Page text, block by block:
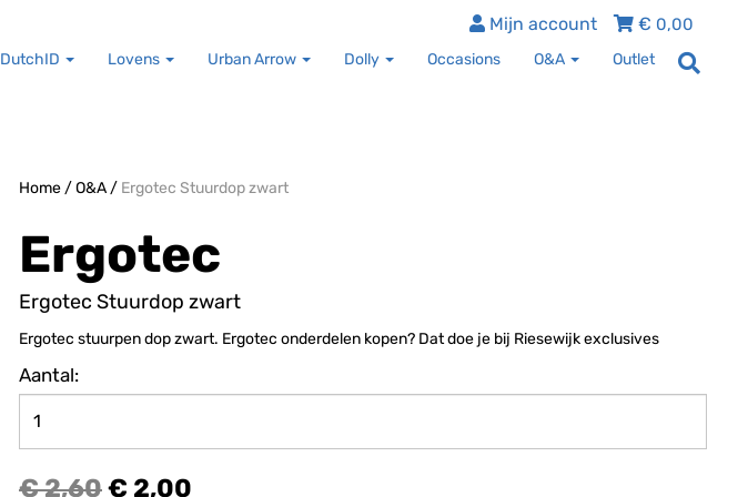
€ 0,00
Mijn account
DutchID Lovens Urban Arrow Dolly Occasions O&A Outlet
Home/O&A/ Ergotec Stuurdop zwart
Ergotec
Ergotec Stuurdop zwart
Ergotec stuurpen dop zwart. Ergotec onderdelen kopen? Dat doe je bij Riesewijk exclusives
Aantal:
€ 2,60€ 2,00